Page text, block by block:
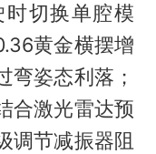
切换单腔模
黄金横摆增
弯姿态利落；
合激光雷达预
调节减振器阻